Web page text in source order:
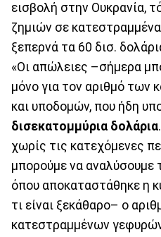
εισβολή στην Ουκρανία,
ζημιών σε
ξεπερνά τα 60 δισ.
«Οι απώλειες –σήμερα
μόνο για τον αριθμό των
και υποδομών, που ήδη
δισεκατομμύρια δολάρια
χωρίς τις κατεχόμενες
μπορούμε να αναλύσουμε
όπου αποκαταστάθηκε η
τι είναι ξεκάθαρο– ο
κατεστραμμένων